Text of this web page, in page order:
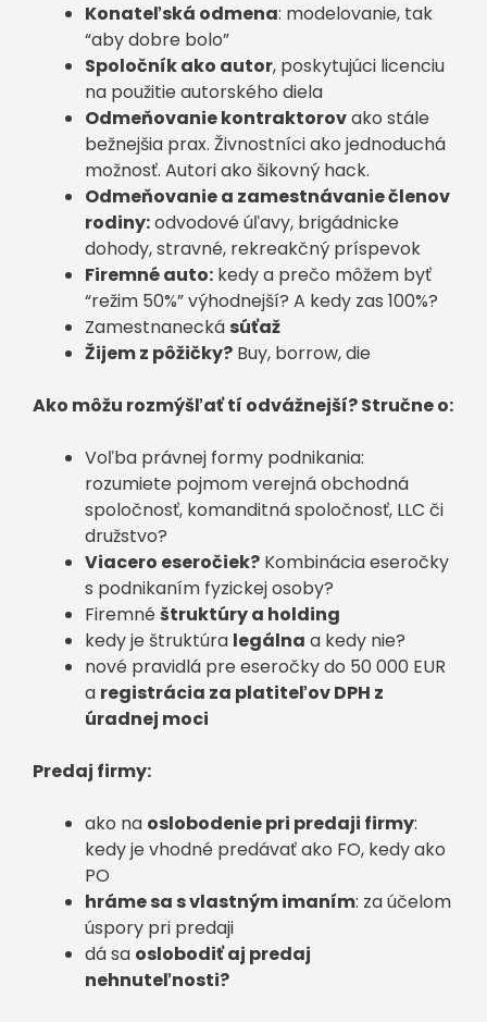
Konateľská odmena: modelovanie, tak
“aby dobre bolo”
Spoločník ako autor, poskytujúci licenciu
na použitie autorského diela
Odmeňovanie kontraktorovako stále
bežnejšia prax. Živnostníci ako jednoduchá
možnosť. Autori ako šikovný hack.
Odmeňovanie a zamestnávanie členov
rodiny:odvodové úľavy, brigádnicke
dohody, stravné, rekreakčný príspevok
Firemné auto: kedy a prečo môžem byť
“režim 50%” výhodnejší? A kedy zas 100%?
Zamestnanecká súťaž
Žijem z pôžičky? Buy, borrow, die
Ako môžu rozmýšľať tí odvážnejší? Stručne o:
Voľba právnej formy podnikania:
rozumiete pojmom verejná obchodná
spoločnosť, komanditná spoločnosť, LLC či
družstvo?
Viacero eseročiek? Kombinácia eseročky
s podnikaním fyzickej osoby?
Firemné štruktúry a holding
kedy je štruktúra legálna a kedy nie?
nové pravidlá pre eseročky do 50 000 EUR
a registrácia za platiteľov DPH z
úradnej moci
Predaj firmy:
ako na oslobodenie pri predaji firmy:
kedy je vhodné predávať ako FO, kedy ako
PO
hráme sa s vlastným imaním: za účelom
úspory pri predaji
dá sa oslobodiť aj predaj
nehnuteľnosti?